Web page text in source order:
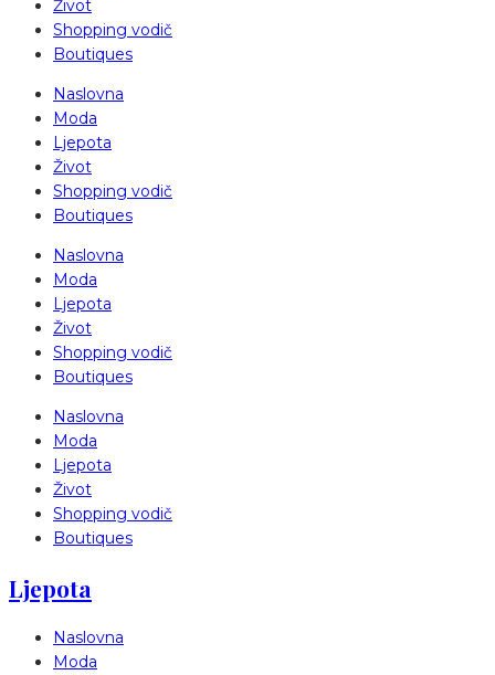
Život
Shopping vodič
Boutiques
Naslovna
Moda
Ljepota
Život
Shopping vodič
Boutiques
Naslovna
Moda
Ljepota
Život
Shopping vodič
Boutiques
Naslovna
Moda
Ljepota
Život
Shopping vodič
Boutiques
Ljepota
Naslovna
Moda